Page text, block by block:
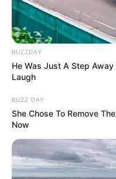
BUZZDAY
He Was Just A Step
Laugh
BUZZ DAY
She Chose To Remove
Now